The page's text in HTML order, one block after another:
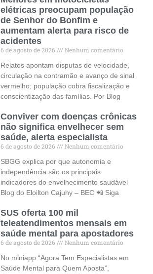
elétricas preocupam população
de Senhor do Bonfim e
aumentam alerta para risco de
acidentes
6 de agosto de 2026
Nenhum comentário
Relatos apontam disputas de velocidade,
circulação na contramão e avanço de sinal
vermelho; população cobra fiscalização e
conscientização das famílias. Por Blog
Conviver com doenças crônicas
não significa envelhecer sem
saúde, alerta especialista
6 de agosto de 2026
Nenhum comentário
SBGG explica por que autonomia e
independência são os principais
indicadores do envelhecimento saudável
Blog do Eloilton Cajuhy – BEC 📲 Siga
SUS oferta 100 mil
teleatendimentos mensais em
saúde mental para apostadores
6 de agosto de 2026
Nenhum comentário
No miniapp “Agora Tem Especialistas em
Saúde Mental para Quem Aposta”,